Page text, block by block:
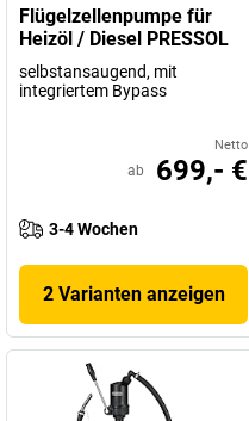
Flügelzellenpumpe für
Heizöl / Diesel PRESSOL
selbstansaugend, mit
integriertem Bypass
Netto
ab 699,- €
3-4 Wochen
2 Varianten anzeigen